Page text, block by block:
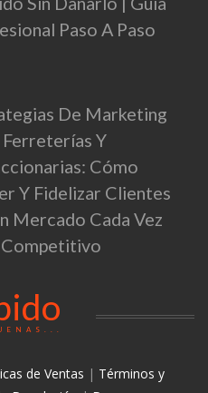
Paso A Paso
De Marketing
Ferreterías Y
Cómo
Y Fidelizar Clientes
Mercado Cada Vez
de Ventas | Términos y